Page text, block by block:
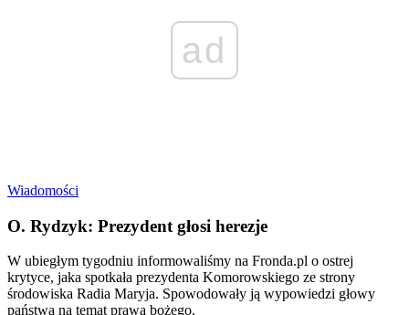
ad
Wiadomości
O. Rydzyk: Prezydent głosi herezje
W ubiegłym tygodniu informowaliśmy na Fronda.pl o ostrej
krytyce, jaka spotkała prezydenta Komorowskiego ze strony
środowiska Radia Maryja. Spowodowały ją wypowiedzi głowy
państwa na temat prawa bożego.